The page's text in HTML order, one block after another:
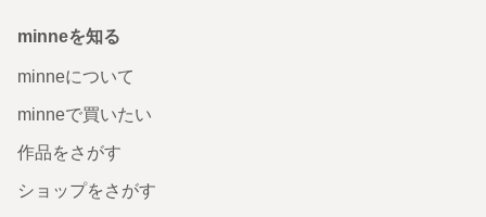
minneを知る
minneについて
minneで買いたい
作品をさがす
ショップをさがす